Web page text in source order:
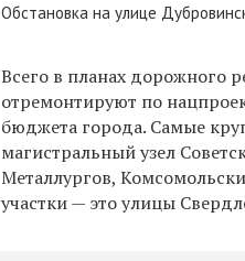
Обстановка на улице
Всего в планах дорожного
отремонтируют по
бюджета города. Самые
магистральный узел
Металлургов,
участки — это улицы